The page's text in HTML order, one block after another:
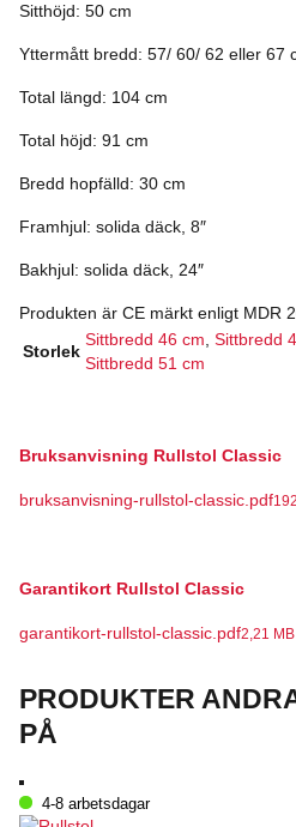
Sitthöjd: 50 cm
Yttermått bredd: 57/ 60/ 62 eller 67
Total längd: 104 cm
Total höjd: 91 cm
Bredd hopfälld: 30 cm
Framhjul: solida däck, 8″
Bakhjul: solida däck, 24″
Produkten är CE märkt enligt MDR
Storlek
Sittbredd 46 cm Sittbredd
Sittbredd 51 cm
Bruksanvisning Rullstol Classic
bruksanvisning-rullstol-classic.pdf
Garantikort Rullstol Classic
garantikort-rullstol-classic.pdf2,21 MB
PRODUKTER
PÅ
4-8 arbetsdagar